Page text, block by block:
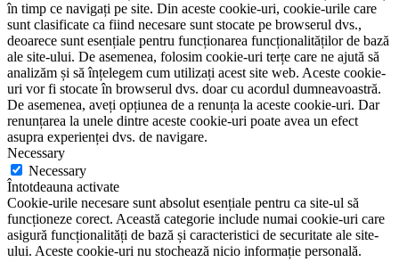
în timp ce navigați pe site. Din aceste cookie-uri, cookie-urile care
sunt clasificate ca fiind necesare sunt stocate pe browserul dvs.,
deoarece sunt esențiale pentru funcționarea funcționalităților de bază
ale site-ului. De asemenea, folosim cookie-uri terțe care ne ajută să
analizăm și să înțelegem cum utilizați acest site web. Aceste cookie-
uri vor fi stocate în browserul dvs. doar cu acordul dumneavoastră.
De asemenea, aveți opțiunea de a renunța la aceste cookie-uri. Dar
renunțarea la unele dintre aceste cookie-uri poate avea un efect
asupra experienței dvs. de navigare.
Necessary
Necessary
Întotdeauna activate
Cookie-urile necesare sunt absolut esențiale pentru ca site-ul să
funcționeze corect. Această categorie include numai cookie-uri care
asigură funcționalități de bază și caracteristici de securitate ale site-
ului. Aceste cookie-uri nu stochează nicio informație personală.